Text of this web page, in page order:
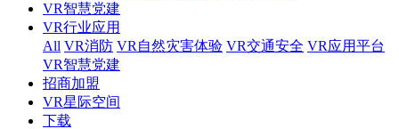
VR智慧党建
VR行业应用
All VR消防 VR自然灾害体验 VR交通安全 VR应用平台
VR智慧党建
招商加盟
VR星际空间
下载